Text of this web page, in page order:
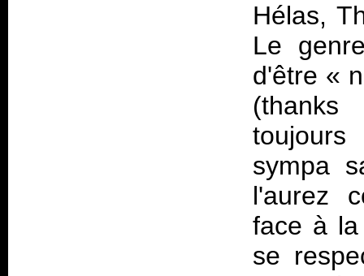
Hélas,
Le
d'être «
(thanks
sympa
l'aurez
face à
se